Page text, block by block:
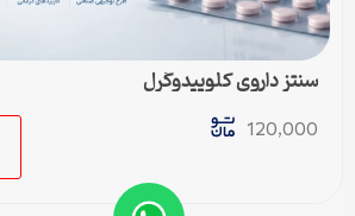
سنتز داروی کلوپیدوگرل
120,000